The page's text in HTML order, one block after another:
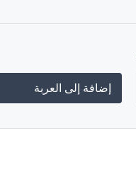
إضافة إلى العربة